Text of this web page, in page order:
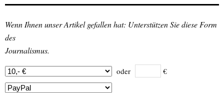
Wenn Ihnen unser Artikel gefallen hat: Unterstützen Sie diese Form
des
Journalismus.
oder €